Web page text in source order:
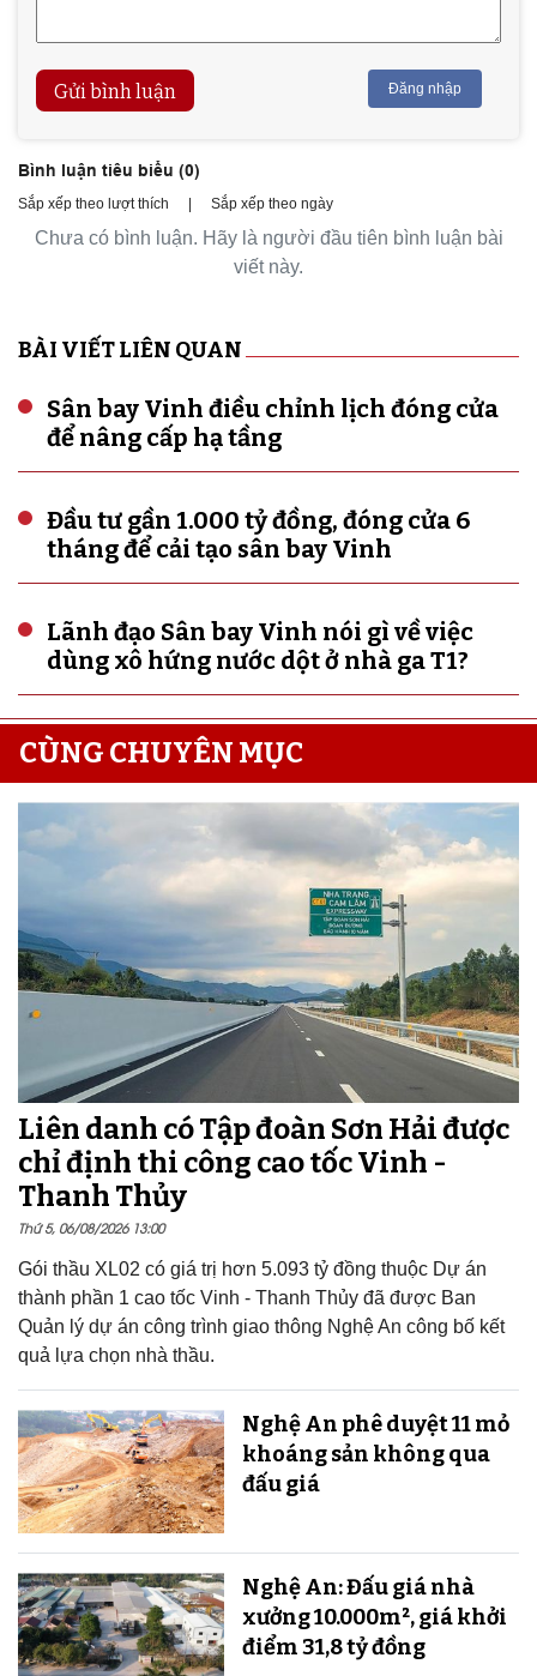
Gửi bình luận Đăng nhập
Bình luận tiêu biểu (0)
Sắp xếp theo lượt thích Sắp xếp theo ngày
Chưa có bình luận. Hãy là người đầu tiên bình luận bài
viết này.
BÀI VIẾT LIÊN QUAN
Sân bay Vinh điều chỉnh lịch đóng cửa
để nâng cấp hạ tầng
Đầu tư gần 1.000 tỷ đồng, đóng cửa 6
tháng để cải tạo sân bay Vinh
Lãnh đạo Sân bay Vinh nói gì về việc
dùng xô hứng nước dột ở nhà ga T1?
CÙNG CHUYÊN MỤC
Liên danh có Tập đoàn Sơn Hải được
chỉ định thi công cao tốc Vinh -
Thanh Thủy
Thứ 5, 06/08/2026 13:00
Gói thầu XL02 có giá trị hơn 5.093 tỷ đồng thuộc Dự án
thành phần 1 cao tốc Vinh - Thanh Thủy đã được Ban
Quản lý dự án công trình giao thông Nghệ An công bố kết
quả lựa chọn nhà thầu.
Nghệ An phê duyệt 11 mỏ
khoáng sản không qua
đấu giá
Nghệ An: Đấu giá nhà
xưởng 10.000m², giá khởi
điểm 31,8 tỷ đồng